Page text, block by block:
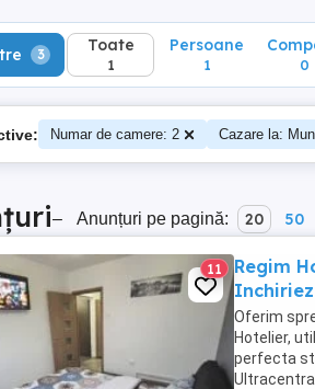
3 Toate
1
Persoane
1 0
Numar de camere: 2 Cazare la:
– Anunțuri pe pagină: 20 50
11
Regim
Oferim
Hotelier,
perfecta